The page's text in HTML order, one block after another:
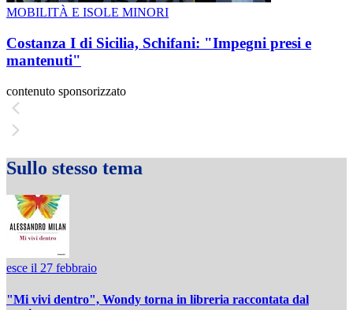
MOBILITÀ E ISOLE MINORI
Costanza I di Sicilia, Schifani: "Impegni presi e
mantenuti"
contenuto sponsorizzato
Sullo stesso tema
esce il 27 febbraio
"Mi vivi dentro", Wondy torna in libreria raccontata dal